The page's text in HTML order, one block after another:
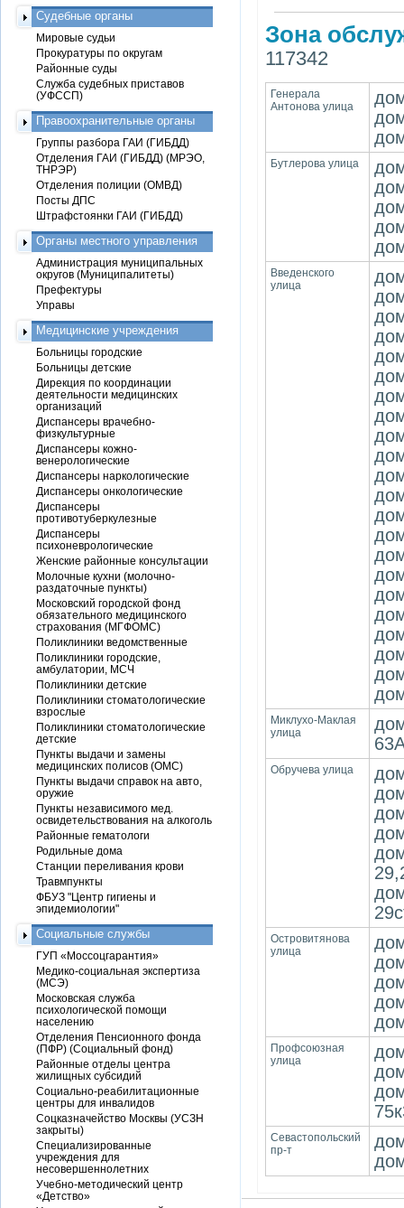
Зона
117342
Генерала
Антонова улица
Бутлерова улица
Введенского
улица
Миклухо-Маклая
улица
Обручева улица
Островитянова
улица
Профсоюзная
улица
Севастопольский
пр-т
Судебные органы
Мировые судьи
Прокуратуры по округам
Районные суды
Служба судебных приставов
(УФССП)
Правоохранительные органы
Группы разбора ГАИ (ГИБДД)
Отделения ГАИ (ГИБДД) (МРЭО,
ТНРЭР)
Отделения полиции (ОМВД)
Посты ДПС
Штрафстоянки ГАИ (ГИБДД)
Органы местного управления
Администрация муниципальных
округов (Муниципалитеты)
Префектуры
Управы
Медицинские учреждения
Больницы городские
Больницы детские
Дирекция по координации
деятельности медицинских
организаций
Диспансеры врачебно-
физкультурные
Диспансеры кожно-
венерологические
Диспансеры наркологические
Диспансеры онкологические
Диспансеры
противотуберкулезные
Диспансеры
психоневрологические
Женские районные консультации
Молочные кухни (молочно-
раздаточные пункты)
Московский городской фонд
обязательного медицинского
страхования (МГФОМС)
Поликлиники ведомственные
Поликлиники городские,
амбулатории, МСЧ
Поликлиники детские
Поликлиники стоматологические
взрослые
Поликлиники стоматологические
детские
Пункты выдачи и замены
медицинских полисов (ОМС)
Пункты выдачи справок на авто,
оружие
Пункты независимого мед.
освидетельствования на алкоголь
Районные гематологи
Родильные дома
Станции переливания крови
Травмпункты
ФБУЗ "Центр гигиены и
эпидемиологии"
Социальные службы
ГУП «Моссоцгарантия»
Медико-социальная экспертиза
(МСЭ)
Московская служба
психологической помощи
населению
Отделения Пенсионного фонда
(ПФР) (Социальный фонд)
Районные отделы центра
жилищных субсидий
Социально-реабилитационные
центры для инвалидов
Соцказначейство Москвы (УСЗН
закрыты)
Специализированные
учреждения для
несовершеннолетних
Учебно-методический центр
«Детство»